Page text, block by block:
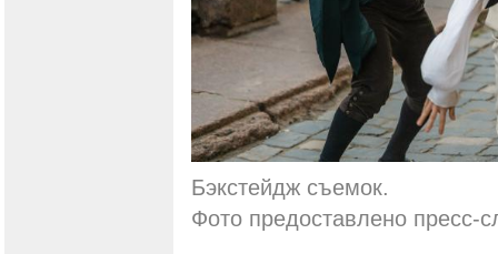
Бэкстейдж съемок.
Фото предоставлено пресс-